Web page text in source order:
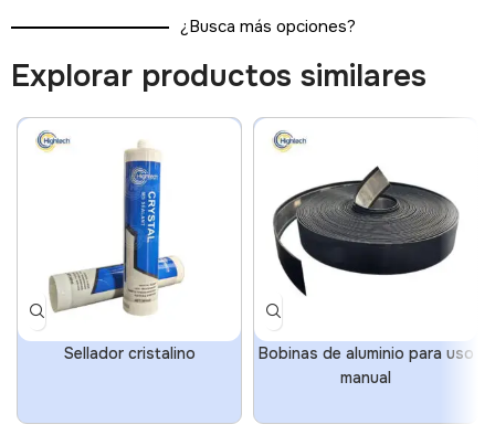
¿Busca más opciones?
Explorar productos similares
Sellador cristalino
Bobinas de aluminio para uso
manual